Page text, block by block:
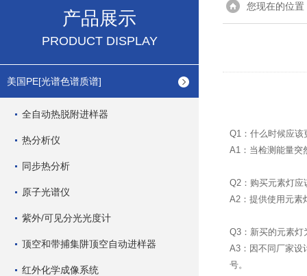
产品展示
PRODUCT DISPLAY
美国PE[光谱色谱质谱]
全自动热脱附进样器
热分析仪
同步热分析
原子光谱仪
紫外/可见分光光度计
顶空和带捕集阱顶空自动进样器
红外化学成像系统
您现在的位置
Q1：什么时候应该
A1：当检测能量突
Q2：购买元素灯应
A2：提供使用元素
Q3：新买的元素灯
A3：因不同厂家设
号。